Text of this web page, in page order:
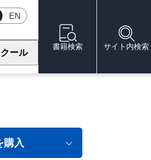
EN
ール
書籍検索 サイト内検索
購入